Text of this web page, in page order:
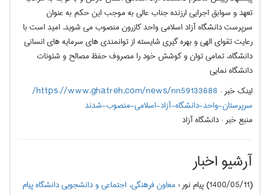
تعهد و سوابق اجرایی ارزنده جناب عالی به موجب این حکم به عنوان
سرپرست دانشگاه آزاد اسلامی واحد کازرون منصوب می شوید. امید است با
رعایت تقوای الهی و بهره گیری شایسته از توانمندی های سرمایه های انسانی
دانشگاه، تمامی توان و کوشش خود را مصروف حفظ مصالح و شئونات
دانشگاه نمایی
لینک خبر :
https://www.ghatreh.com/news/nn59133688/
سرپرستان-واحد-دانشگاه-آزاد-اسلامی-منصوب-شدند
منبع خبر :دانشگاه آزاد
آرشیو اخبار
(1400/05/11) پیام نور :معاون فرهنگی، اجتماعی و دانشجویی دانشگاه پیام